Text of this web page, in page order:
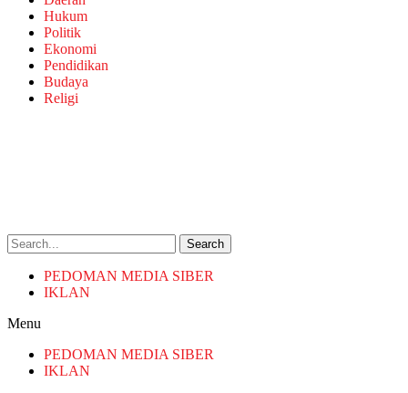
Hukum
Politik
Ekonomi
Pendidikan
Budaya
Religi
Search
PEDOMAN MEDIA SIBER
IKLAN
Menu
PEDOMAN MEDIA SIBER
IKLAN